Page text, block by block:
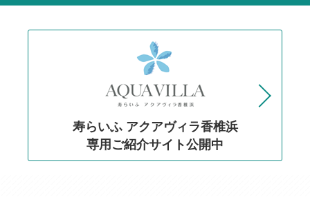
寿らいふ アクアヴィラ香椎浜
専用ご紹介サイト公開中